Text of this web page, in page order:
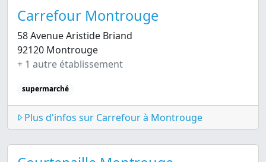
Carrefour Montrouge
58 Avenue Aristide Briand
92120 Montrouge
+ 1 autre établissement
supermarché
Plus d'infos sur Carrefour à Montrouge